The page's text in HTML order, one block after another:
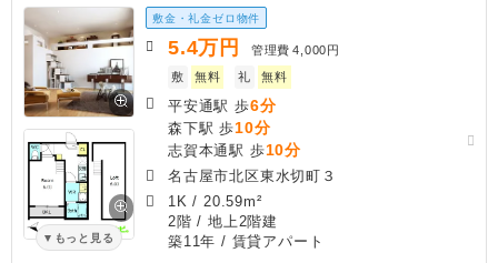
もっと見る
敷金・礼金ゼロ物件
5.4万円 管理費 4,000円
敷
無料 礼 無料
平安通駅 歩6分
森下駅 歩10分
志賀本通駅 歩10分
名古屋市北区東水切町３
1K / 20.59m²
2階 / 地上2階建
築11年 / 賃貸アパート